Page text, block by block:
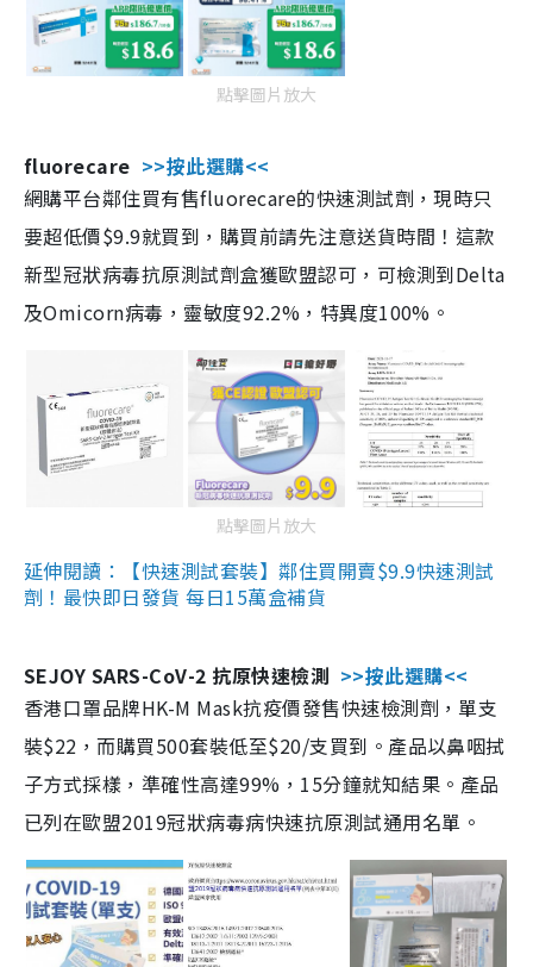
點擊圖片放大
fluorecare >>按此選購<<
網購平台鄰住買有售fluorecare的快速測試劑，現時只
要超低價$9.9就買到，購買前請先注意送貨時間！這款
新型冠狀病毒抗原測試劑盒獲歐盟認可，可檢測到Delta
及Omicorn病毒，靈敏度92.2%，特異度100%。
點擊圖片放大
延伸閱讀：【快速測試套裝】鄰住買開賣$9.9快速測試
劑！最快即日發貨 每日15萬盒補貨
SEJOY SARS-CoV-2 抗原快速檢測 >>按此選購<<
香港口罩品牌HK-M Mask抗疫價發售快速檢測劑，單支
裝$22，而購買500套裝低至$20/支買到。產品以鼻咽拭
子方式採樣，準確性高達99%，15分鐘就知結果。產品
已列在歐盟2019冠狀病毒病快速抗原測試通用名單。